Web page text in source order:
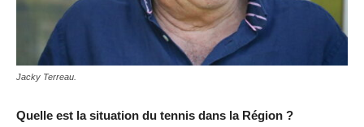
Jacky Terreau.
Quelle est la situation du tennis dans la Région ?